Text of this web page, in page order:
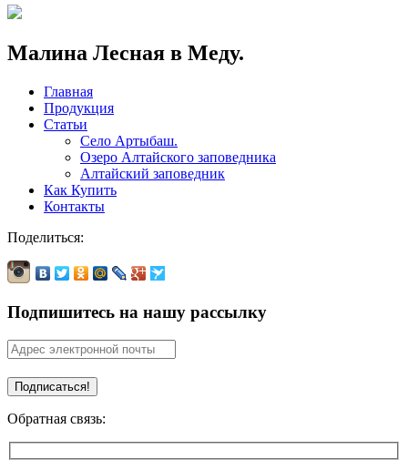
Малина Лесная в Меду.
Главная
Продукция
Статьи
Село Артыбаш.
Озеро Алтайского заповедника
Алтайский заповедник
Как Купить
Контакты
Поделиться:
Подпишитесь на нашу рассылку
Обратная связь: